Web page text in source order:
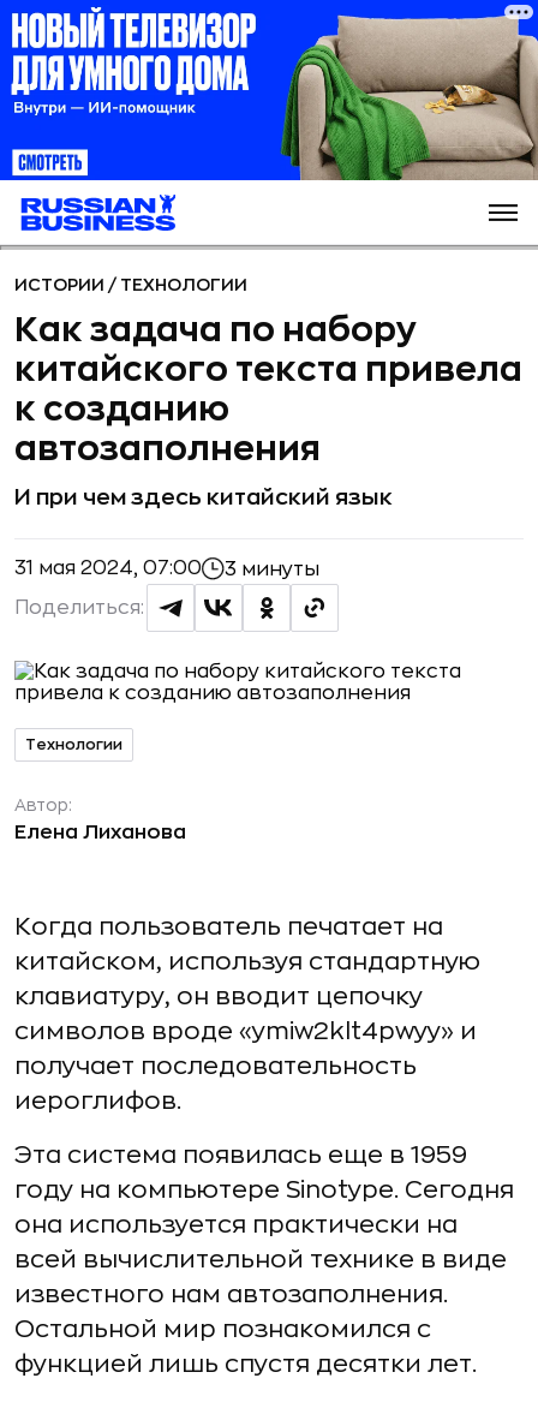
ИСТОРИИ / ТЕХНОЛОГИИ
Как задача по набору
китайского текста привела
к созданию
автозаполнения
И при чем здесь китайский язык
31 мая 2024, 07:00 3 минуты
Поделиться:
Технологии
Автор:
Елена Лиханова
Когда пользователь печатает на
китайском, используя стандартную
клавиатуру, он вводит цепочку
символов вроде «ymiw2klt4pwyy» и
получает последовательность
иероглифов.
Эта система появилась еще в 1959
году на компьютере Sinotype. Сегодня
она используется практически на
всей вычислительной технике в виде
известного нам автозаполнения.
Остальной мир познакомился с
функцией лишь спустя десятки лет.